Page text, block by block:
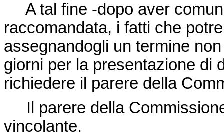
A tal fine -dopo aver
raccomandata, i fatti che
assegnandogli un termine
giorni per la presentazione di
richiedere il parere della
Il parere della
vincolante.